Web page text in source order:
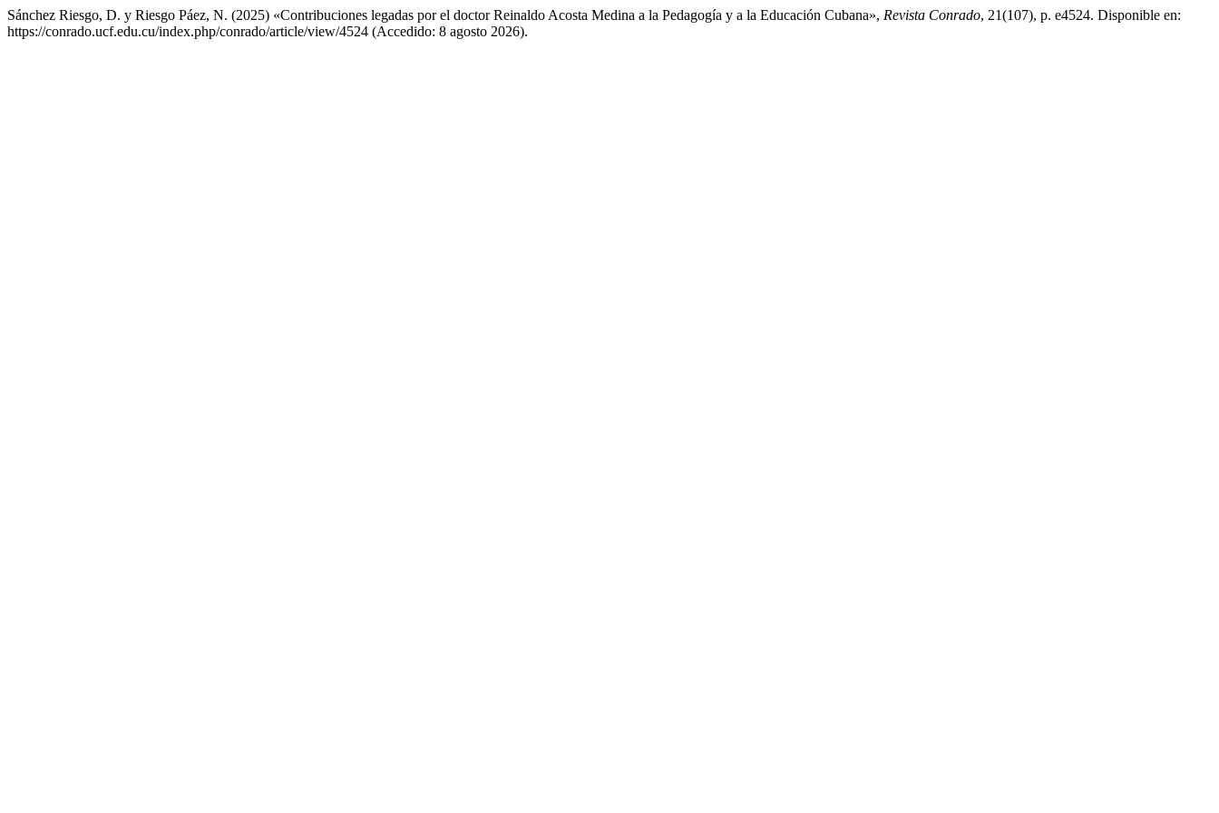
Sánchez Riesgo, D. y Riesgo Páez, N. (2025) «Contribuciones legadas por el doctor Reinaldo Acosta Medina a la Pedagogía y a la Educación Cubana», Revista Conrado, 21(107), p. e4524. Disponible en:
https://conrado.ucf.edu.cu/index.php/conrado/article/view/4524 (Accedido: 8 agosto 2026).